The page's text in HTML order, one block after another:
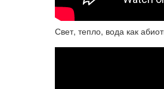
Свет, тепло, вода как